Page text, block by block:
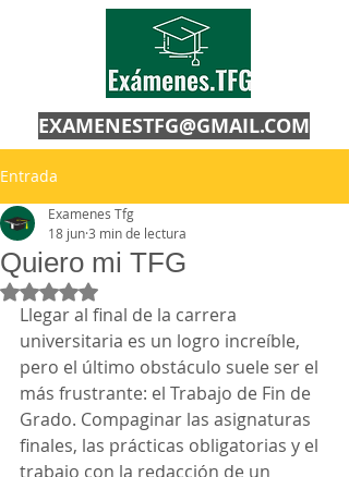
EXAMENESTFG@GMAIL.COM
Entrada
Quiero mi TFG
Examenes Tfg
18 jun3 min de lectura
Obtuvo NaN de 5 estrellas.
Llegar al final de la carrera
universitaria es un logro increíble,
pero el último obstáculo suele ser el
más frustrante: el Trabajo de Fin de
Grado. Compaginar las asignaturas
finales, las prácticas obligatorias y el
trabajo con la redacción de un